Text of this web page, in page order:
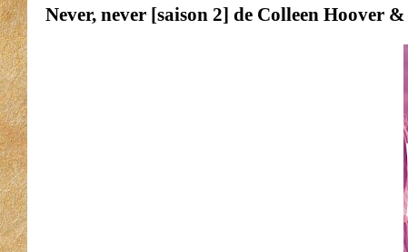
Never, never [saison 2] de Colleen Hoover